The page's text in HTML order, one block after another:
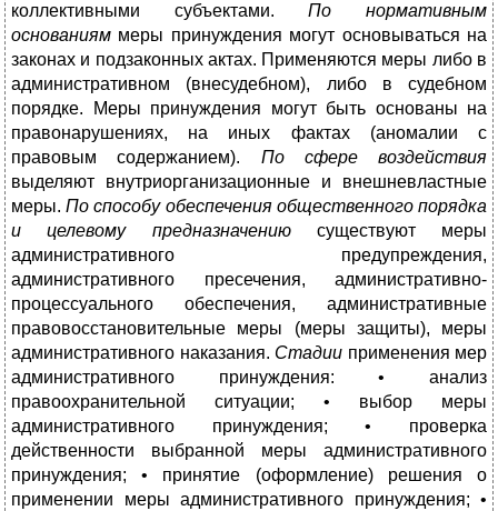
коллективными субъектами.По нормативным
основаниям меры принуждения могут основываться на
законах и подзаконных актах. Применяются меры либо в
административном (внесудебном), либо в судебном
порядке. Меры принуждения могут быть основаны на
правонарушениях, на иных фактах (аномалии с
правовым содержанием). По сфере воздействия
выделяют внутриорганизационные и внешневластные
меры.По способу обеспечения общественного порядка
и целевому предназначению существуют меры
административного предупреждения,
административного пресечения, административно-
процессуального обеспечения, административные
правовосстановительные меры (меры защиты), меры
административного наказания. Стадии применения мер
административного принуждения: • анализ
правоохранительной ситуации; • выбор меры
административного принуждения; • проверка
действенности выбранной меры административного
принуждения; • принятие (оформление) решения о
применении меры административного принуждения; •